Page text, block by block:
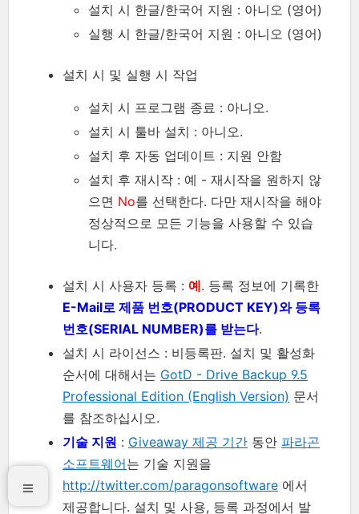
설치 시 한글/한국어 지원 : 아니오 (영어)
실행 시 한글/한국어 지원 : 아니오 (영어)
설치 시 및 실행 시 작업
설치 시 프로그램 종료 : 아니오.
설치 시 툴바 설치 : 아니오.
설치 후 자동 업데이트 : 지원 안함
설치 후 재시작 : 예 - 재시작을 원하지 않
으면 No를 선택한다. 다만 재시작을 해야
정상적으로 모든 기능을 사용할 수 있습
니다.
설치 시 사용자 등록 : 예. 등록 정보에 기록한
E-Mail로 제품 번호(PRODUCT KEY)와 등록
번호(SERIAL NUMBER)를 받는다.
설치 시 라이선스 : 비등록판. 설치 및 활성화
순서에 대해서는 GotD - Drive Backup 9.5
Professional Edition (English Version) 문서
를 참조하십시오.
기술 지원 : Giveaway 제공 기간 동안 파라곤
소프트웨어는 기술 지원을
http://twitter.com/paragonsoftware 에서
제공합니다. 설치 및 사용, 등록 과정에서 발